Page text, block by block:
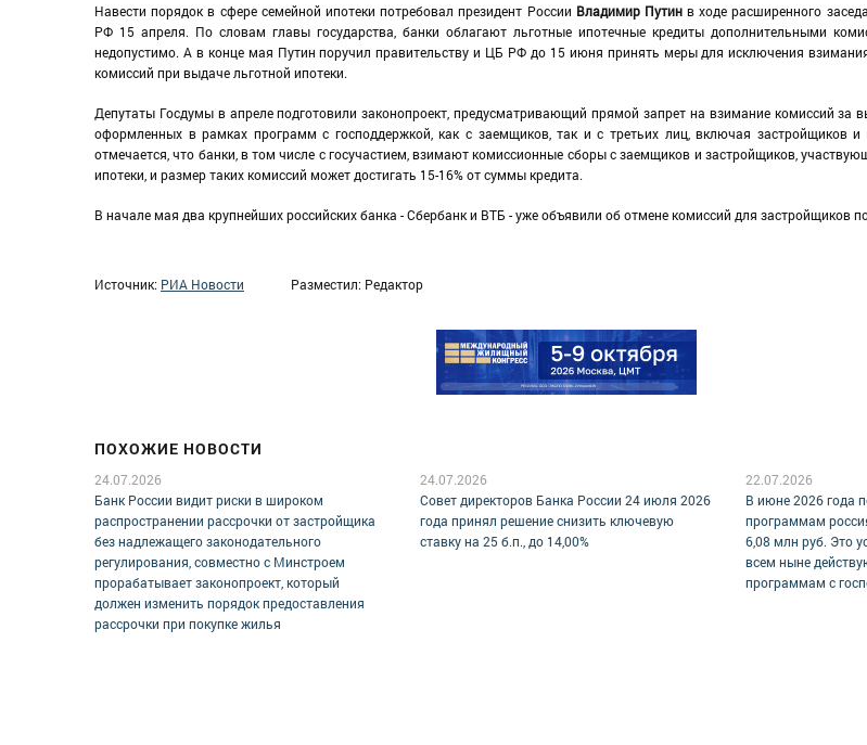
Навести порядок в сфере семейной ипотеки потребовал президент России Владимир Путинв ходе расширенного
РФ 15 апреля. По словам главы государства, банки облагают льготные ипотечные кредиты дополнительными
недопустимо. А в конце мая Путин поручил правительству и ЦБ РФ до 15 июня принять меры для исключения
комиссий при выдаче льготной ипотеки.
Депутаты Госдумы в апреле подготовили законопроект, предусматривающий прямой запрет на взимание комиссий за
оформленных в рамках программ с господдержкой, как с заемщиков, так и с третьих лиц, включая застройщиков и
отмечается, что банки, в том числе с госучастием, взимают комиссионные сборы с заемщиков и застройщиков,
ипотеки, и размер таких комиссий может достигать 15-16% от суммы кредита.
В начале мая два крупнейших российских банка - Сбербанк и ВТБ - уже объявили об отмене комиссий для застройщиков
Источник: РИА Новости Разместил: Редактор
ПОХОЖИЕ НОВОСТИ
24.07.2026
Банк России видит риски в широком
распространении рассрочки от застройщика
без надлежащего законодательного
регулирования, совместно с Минстроем
прорабатывает законопроект, который
должен изменить порядок предоставления
рассрочки при покупке жилья
24.07.2026
Совет директоров Банка России 24 июля 2026
года принял решение снизить ключевую
ставку на 25 б.п., до 14,00%
22.07.2026
В июне 2026 года
программам
6,08 млн руб. Это
всем ныне
программам с